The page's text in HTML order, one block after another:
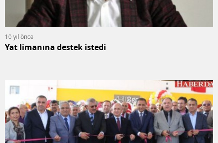
10 yıl önce
Yat limanına destek istedi